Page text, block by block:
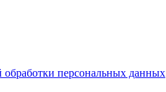
обработки персональных данных